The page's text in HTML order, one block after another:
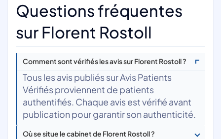
Questions fréquentes
sur Florent Rostoll
Comment sont vérifiés les avis sur Florent Rostoll ?
Tous les avis publiés sur Avis Patients
Vérifiés proviennent de patients
authentifiés. Chaque avis est vérifié avant
publication pour garantir son authenticité.
Où se situe le cabinet de Florent Rostoll ?